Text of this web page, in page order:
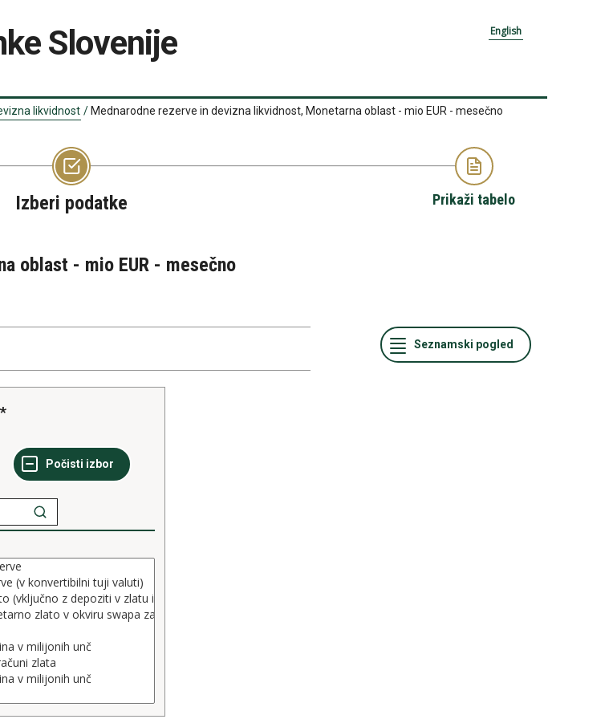
Slovenije English
likvidnost / Mednarodne rezerve in devizna likvidnost, Monetarna oblast - mio EUR - mesečno
Izberi podatke Prikaži tabelo
oblast - mio EUR - mesečno